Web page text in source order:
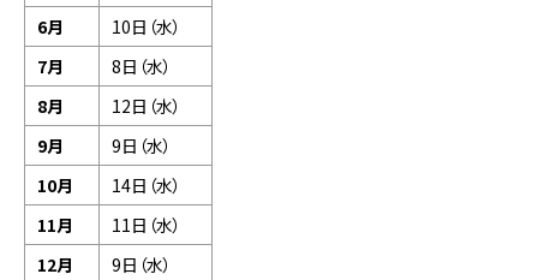
6月
10日（水）
7月
8日（水）
8月
12日（水）
9月
9日（水）
10月
14日（水）
11月
11日（水）
12月
9日（水）